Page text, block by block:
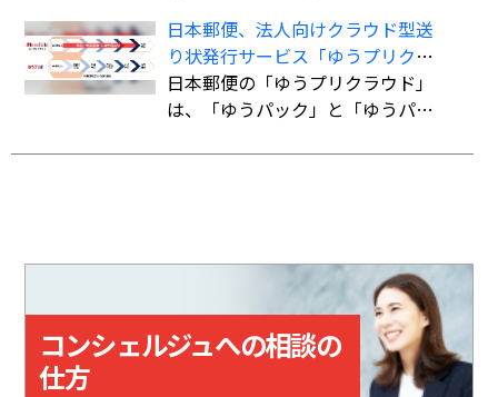
プリ」の会員証を提示した上で、
対象商品を購入、またはサービス
を利用すると、購入・利用総額に
応じてポイントが貯まる。
日本郵便、法人向けクラウド型送
り状発行サービス「ゆうプリクラ
ウド」
日本郵便の「ゆうプリクラウド」
は、「ゆうパック」と「ゆうパケ
きるクラウドサービス。「指定場
取をサポートする機能も備えてい
コンシェルジュへの相談の
仕方